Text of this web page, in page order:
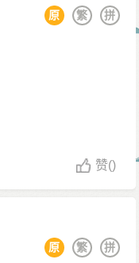
拼
繁
原
赞()
拼
繁
原